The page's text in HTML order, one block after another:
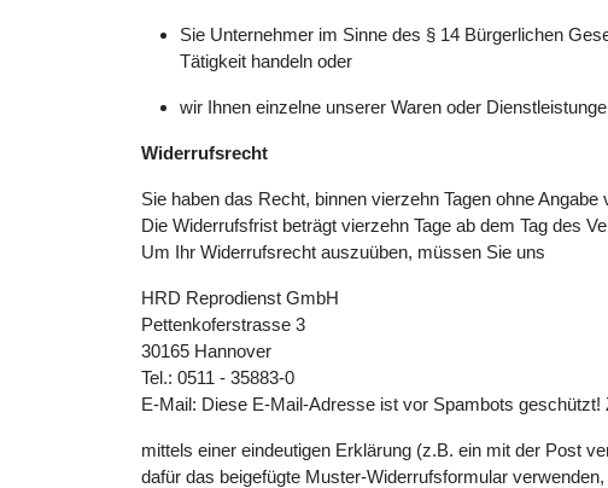
Sie Unternehmer im Sinne des § 14 Bürgerlichen
Tätigkeit handeln oder
wir Ihnen einzelne unserer Waren oder
Widerrufsrecht
Sie haben das Recht, binnen vierzehn Tagen ohne
Die Widerrufsfrist beträgt vierzehn Tage ab dem Tag des
Um Ihr Widerrufsrecht auszuüben, müssen Sie uns
HRD Reprodienst GmbH
Pettenkoferstrasse 3
30165 Hannover
Tel.: 0511 - 35883-0
E-Mail: Diese E-Mail-Adresse ist vor Spambots
mittels einer eindeutigen Erklärung (z.B. ein mit der Post
dafür das beigefügte Muster-Widerrufsformular